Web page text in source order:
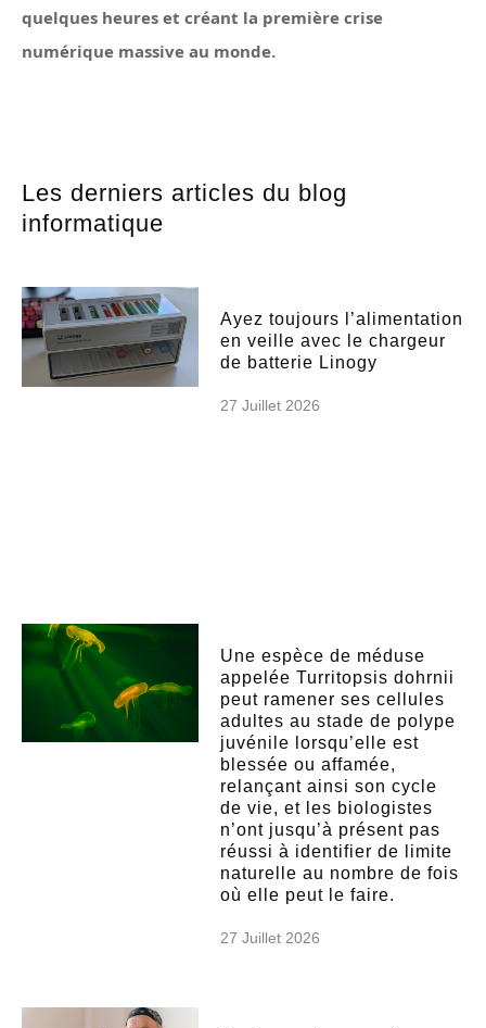
quelques heures et créant la première crise
numérique massive au monde.
Les derniers articles du blog
informatique
Ayez toujours l’alimentation
en veille avec le chargeur
de batterie Linogy
27 Juillet 2026
Une espèce de méduse
appelée Turritopsis dohrnii
peut ramener ses cellules
adultes au stade de polype
juvénile lorsqu’elle est
blessée ou affamée,
relançant ainsi son cycle
de vie, et les biologistes
n’ont jusqu’à présent pas
réussi à identifier de limite
naturelle au nombre de fois
où elle peut le faire.
27 Juillet 2026